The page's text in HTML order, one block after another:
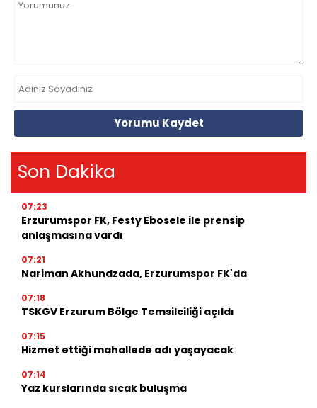
Yorumu Kaydet
Son Dakika
07:23
Erzurumspor FK, Festy Ebosele ile prensip
anlaşmasına vardı
07:21
Nariman Akhundzada, Erzurumspor FK'da
07:18
TSKGV Erzurum Bölge Temsilciliği açıldı
07:15
Hizmet ettiği mahallede adı yaşayacak
07:14
Yaz kurslarında sıcak buluşma